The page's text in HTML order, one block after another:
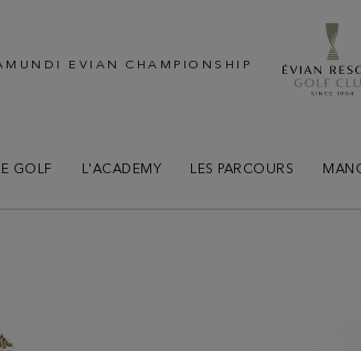
EVIAN CHAMPIONSHIP
GOLF L'ACADEMY LES PARCOURS